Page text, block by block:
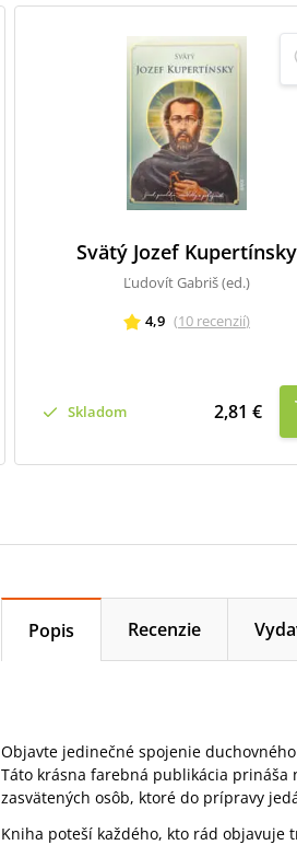
Svätý Jozef Kupertínsky
Ľudovít Gabriš (ed.)
4,9 (10 recenzií)
Skladom 2,81 €
Popis Recenzie
Objavte jedinečné spojenie
Táto krásna farebná publikácia
zasvätených osôb, ktoré do prípravy
Kniha poteší každého, kto rád